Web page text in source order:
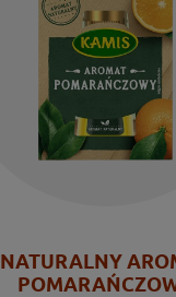
NATURALNY